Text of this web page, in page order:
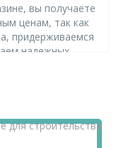
вы получаете
ценам, так как
придерживаемся
надежных
и
задать их по
чате прямо на